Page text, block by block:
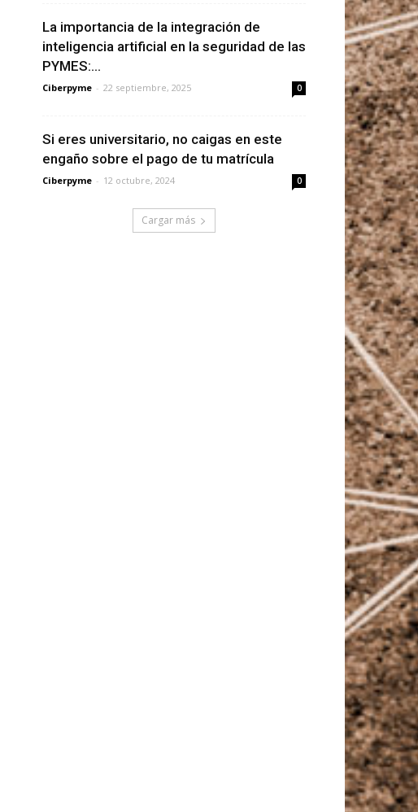
La importancia de la integración de
inteligencia artificial en la seguridad de las
PYMES:...
Ciberpyme - 22 septiembre, 2025 0
Si eres universitario, no caigas en este
engaño sobre el pago de tu matrícula
Ciberpyme - 12 octubre, 2024 0
Cargar más